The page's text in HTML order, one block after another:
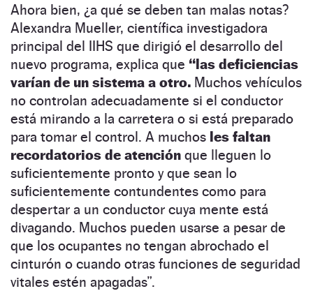
Ahora bien, ¿a qué se deben tan malas notas?
Alexandra Mueller, científica investigadora
principal del IIHS que dirigió el desarrollo del
nuevo programa, explica que “las deficiencias
varían de un sistema a otro. Muchos vehículos
no controlan adecuadamente si el conductor
está mirando a la carretera o si está preparado
para tomar el control. A muchos les faltan
recordatorios de atención que lleguen lo
suficientemente pronto y que sean lo
suficientemente contundentes como para
despertar a un conductor cuya mente está
divagando. Muchos pueden usarse a pesar de
que los ocupantes no tengan abrochado el
cinturón o cuando otras funciones de seguridad
vitales estén apagadas”.